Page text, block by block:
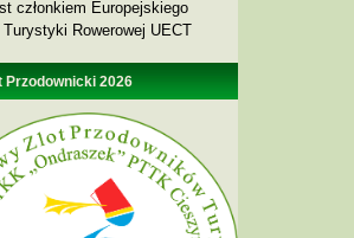
członkiem Europejskiego
Rowerowej UECT
Przodownicki 2026